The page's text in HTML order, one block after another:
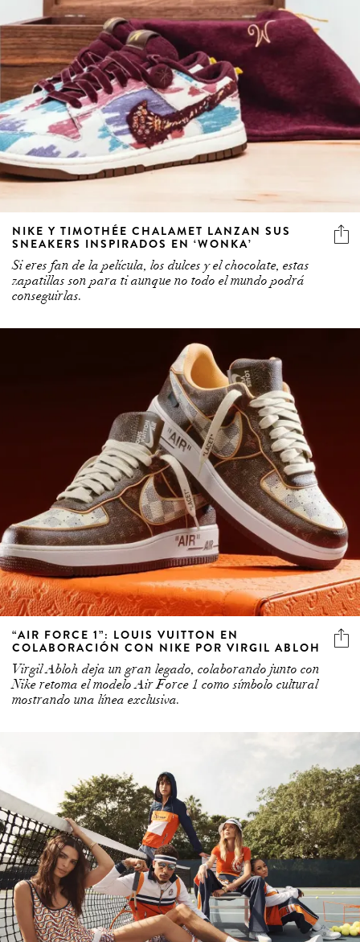
NIKE Y TIMOTHÉE CHALAMET LANZAN SUS
SNEAKERS INSPIRADOS EN ‘WONKA’
Si eres fan de la película, los dulces y el chocolate, estas
zapatillas son para ti aunque no todo el mundo podrá
conseguirlas.
“AIR FORCE 1”: LOUIS VUITTON EN
COLABORACIÓN CON NIKE POR VIRGIL ABLOH
Virgil Abloh deja un gran legado, colaborando junto con
Nike retoma el modelo Air Force 1 como símbolo cultural
mostrando una línea exclusiva.